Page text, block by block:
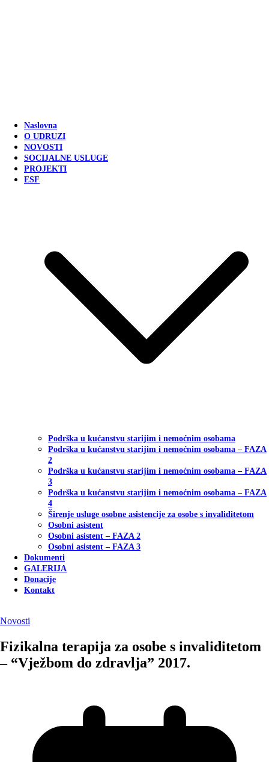
Naslovna
O UDRUZI
NOVOSTI
SOCIJALNE USLUGE
PROJEKTI
ESF
Podrška u kućanstvu starijim i nemoćnim osobama
Podrška u kućanstvu starijim i nemoćnim osobama – FAZA
2
Podrška u kućanstvu starijim i nemoćnim osobama – FAZA
3
Podrška u kućanstvu starijim i nemoćnim osobama – FAZA
4
Širenje usluge osobne asistencije za osobe s invaliditetom
Osobni asistent
Osobni asistent – FAZA 2
Osobni asistent – FAZA 3
Dokumenti
GALERIJA
Donacije
Kontakt
Novosti
Fizikalna terapija za osobe s invaliditetom
– “Vježbom do zdravlja” 2017.